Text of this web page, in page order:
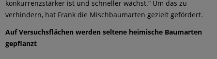
konkurrenzstärker ist und schneller wächst.“ Um das zu
verhindern, hat Frank die Mischbaumarten gezielt gefördert.
Auf Versuchsflächen werden seltene heimische Baumarten
gepflanzt